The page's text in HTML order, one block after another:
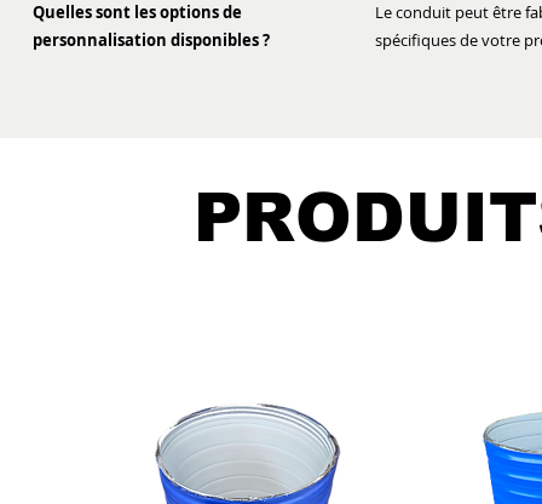
Quelles sont les options de
personnalisation disponibles ?
Le conduit peut être
spécifiques de votre